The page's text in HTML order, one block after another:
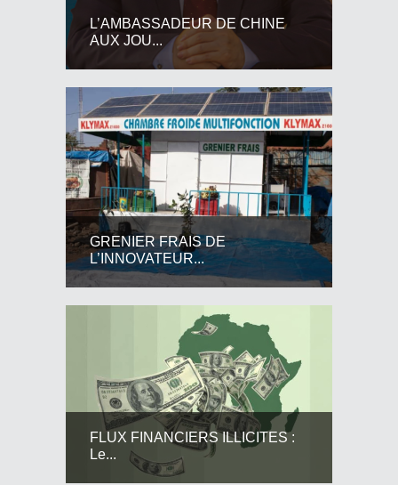
L’AMBASSADEUR DE CHINE
AUX JOU...
GRENIER FRAIS DE
L’INNOVATEUR...
FLUX FINANCIERS ILLICITES :
Le...